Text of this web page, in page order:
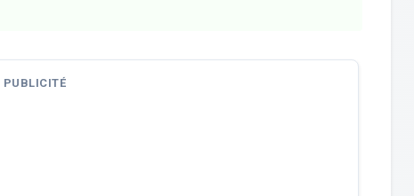
PUBLICITÉ